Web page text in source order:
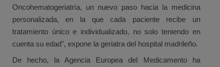
Oncohematogeriatría, un nuevo paso hacia la medicina
personalizada, en la que cada paciente recibe un
tratamiento único e individualizado, no solo teniendo en
cuenta su edad", expone la geriatra del hospital madrileño.
De hecho, la Agencia Europea del Medicamento ha